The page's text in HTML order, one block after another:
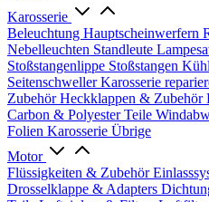
Karosserie
Beleuchtung Hauptscheinwerfern
Nebelleuchten Standleute
Stoßstangenlippe Stoßstangen
SeitenschwellerKarosserie
ZubehörHeckklappen & Zubehör
Carbon & Polyester Teile
Folien Karosserie Übrige
Motor
Flüssigkeiten & Zubehör
Drosselklappe & Adapters